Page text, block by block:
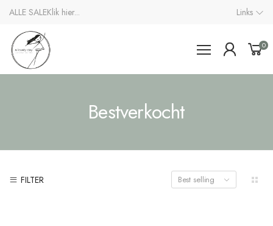
ALLE SALEKlik hier... Links
0
Bestverkocht
FILTER Best selling